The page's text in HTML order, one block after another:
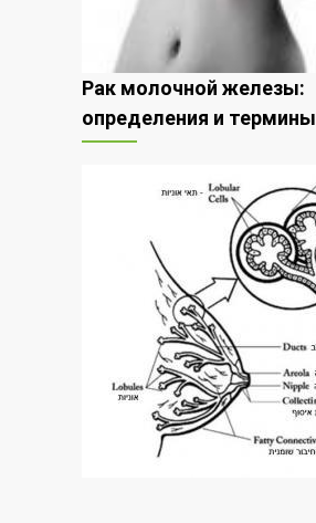
Рак молочной железы:
определения и термины